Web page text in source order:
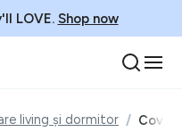
LOVE. Shop now
living și dormitor